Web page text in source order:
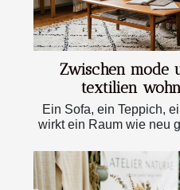
Zwischen mode
textilien
Ein Sofa, ein Teppich,
wirkt ein Raum wie neu